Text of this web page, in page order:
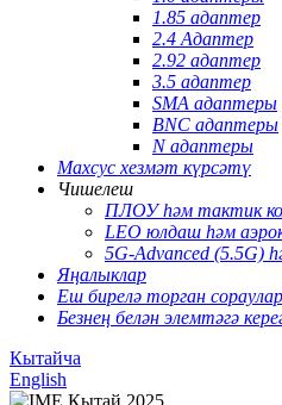
1.85 адаптер
2.4 Адаптер
2.92 адаптер
3.5 адаптер
SMA адаптеры
BNC адаптеры
N адаптеры
Махсус хезмәт күрсәтү
Чишелеш
ПЛОУ һәм тактик
LEO юлдаш һәм
5G-Advanced (5.5G)
Яңалыклар
Еш бирелә торган сораулар
Безнең белән элемтәгә
Кытайча
English